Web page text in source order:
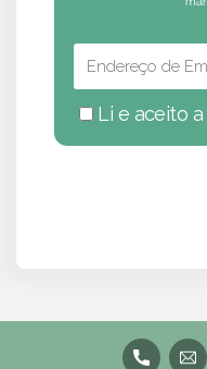
Li e aceito a